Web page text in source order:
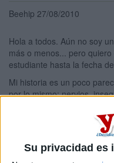
Su privacidad es
Beehip 27/08/2010
Hola a todos. Aún no soy
más o menos... pero
estudiante hasta la fecha
Mi historia es un poco
por lo mismo: nervios,
sólo tienen una meta:
he conseguido, y estoy
tengo una inmensa alegría
en una ciudad diferente